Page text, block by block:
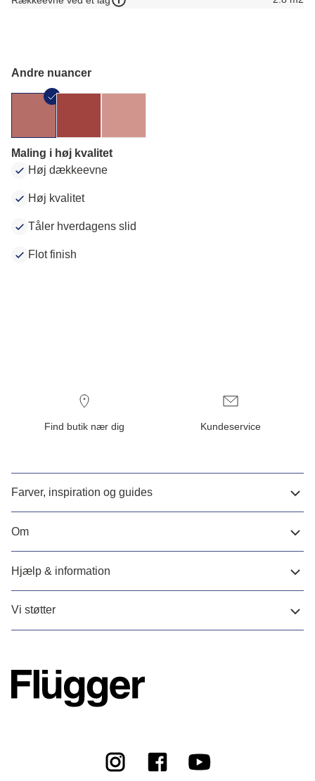
Andre nuancer
Maling i høj kvalitet
Høj dækkeevne
Høj kvalitet
Tåler hverdagens slid
Flot finish
Find butik nær dig Kundeservice
Farver, inspiration og guides
Om
Hjælp & information
Vi støtter